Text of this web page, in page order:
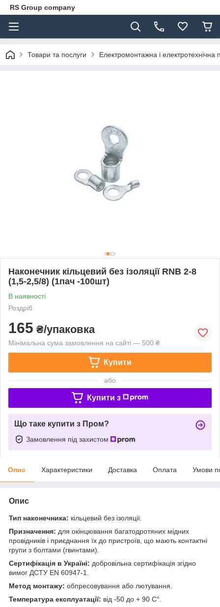
RS Group company
Товари та послуги Електромонтажна і електротехнічна
Наконечник кільцевий без ізоляції RNB 2-8
(1,5-2,5/8) (1пач -100шт)
В наявності
Роздріб
165 ₴/упаковка
Мінімальна сума замовлення на сайті — 500 ₴
Купити
або
Купити з
Що таке купити з Пром?
Замовлення під захистом
Опис Характеристики Доставка Оплата Умови
Опис
Тип наконечника: кільцевий без ізоляції.
Призначення: для окінцювання багатодротяних мідних
провідників і приєднання їх до пристроїв, що мають контактні
групи з болтами (гвинтами).
Сертифікація в Україні: добровільна сертифікація згідно
вимог ДСТУ EN 60947-1.
Метод монтажу: обпресовування або лютування.
Температура експлуатації: від -50 до + 90 С°.